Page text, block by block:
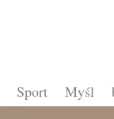
Sport Myśl